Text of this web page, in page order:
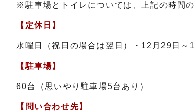
※駐車場とトイレについては、上記の時間の
【定休日】
水曜日（祝日の場合は翌日）・12月29日～1
【駐車場】
60台（思いやり駐車場5台あり）
【問い合わせ先】